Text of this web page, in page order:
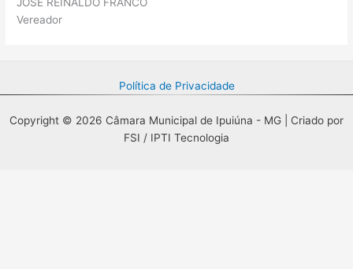
JOSÉ REINALDO FRANCO
Vereador
Política de Privacidade
Copyright © 2026 Câmara Municipal de Ipuiúna - MG | Criado por
FSI / IPTI Tecnologia